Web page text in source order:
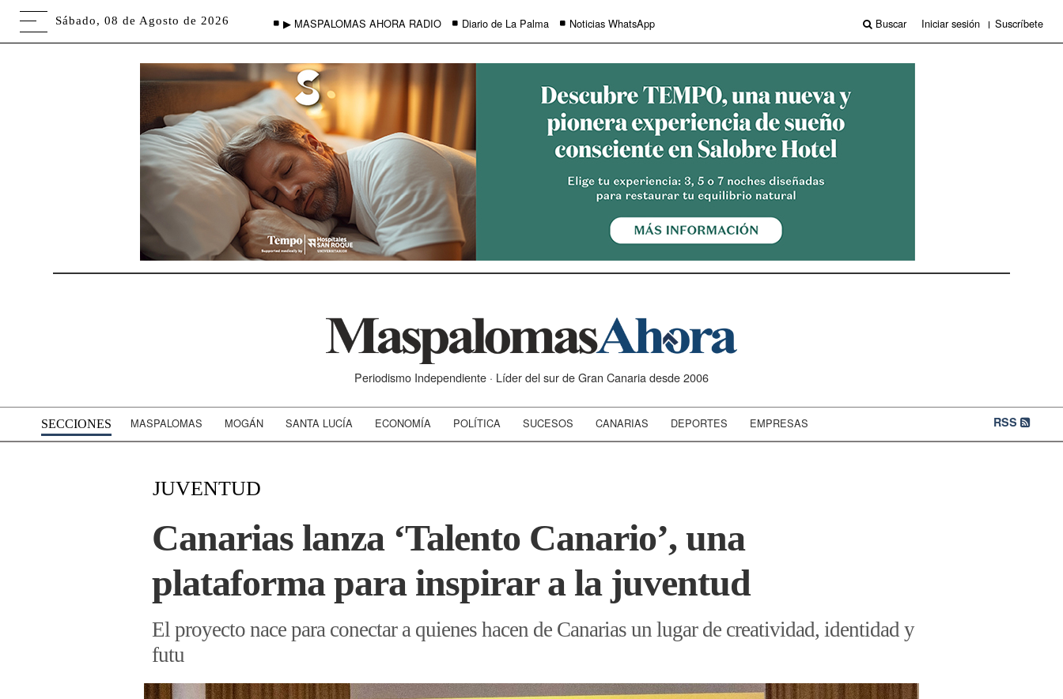
Sábado, 08 de Agosto de 2026 ▶ MASPALOMAS AHORA RADIO Diario de La Palma Noticias WhatsApp Buscar Iniciar sesión Suscríbete
Periodismo Independiente · Líder del sur de Gran Canaria desde 2006
SECCIONES MASPALOMAS MOGÁN SANTA LUCÍA ECONOMÍA POLÍTICA SUCESOS CANARIAS DEPORTES EMPRESAS RSS
JUVENTUD
Canarias lanza ‘Talento Canario’, una
plataforma para inspirar a la juventud
El proyecto nace para conectar a quienes hacen de Canarias un lugar de creatividad, identidad y
futu